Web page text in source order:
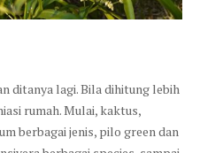
ditanya lagi. Bila dihitung lebih
rumah. Mulai, kaktus,
berbagai jenis, pilo green dan